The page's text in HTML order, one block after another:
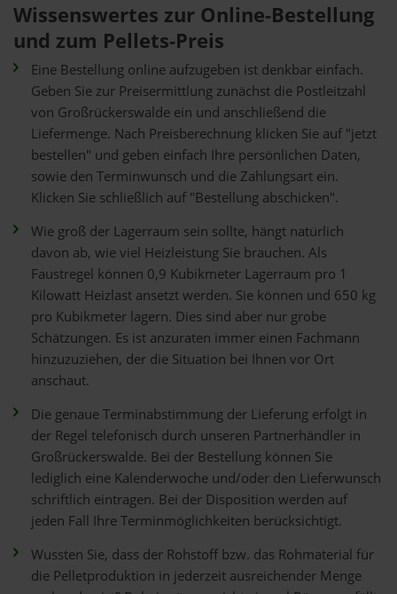
Wissenswertes zur Online-Bestellung
und zum Pellets-Preis
Eine Bestellung online aufzugeben ist denkbar einfach.
Geben Sie zur Preisermittlung zunächst die Postleitzahl
von Großrückerswalde ein und anschließend die
Liefermenge. Nach Preisberechnung klicken Sie auf "jetzt
bestellen" und geben einfach Ihre persönlichen Daten,
sowie den Terminwunsch und die Zahlungsart ein.
Klicken Sie schließlich auf "Bestellung abschicken".
Wie groß der Lagerraum sein sollte, hängt natürlich
davon ab, wie viel Heizleistung Sie brauchen. Als
Faustregel können 0,9 Kubikmeter Lagerraum pro 1
Kilowatt Heizlast ansetzt werden. Sie können und 650 kg
pro Kubikmeter lagern. Dies sind aber nur grobe
Schätzungen. Es ist anzuraten immer einen Fachmann
hinzuzuziehen, der die Situation bei Ihnen vor Ort
anschaut.
Die genaue Terminabstimmung der Lieferung erfolgt in
der Regel telefonisch durch unseren Partnerhändler in
Großrückerswalde. Bei der Bestellung können Sie
lediglich eine Kalenderwoche und/oder den Lieferwunsch
schriftlich eintragen. Bei der Disposition werden auf
jeden Fall Ihre Terminmöglichkeiten berücksichtigt.
Wussten Sie, dass der Rohstoff bzw. das Rohmaterial für
die Pelletproduktion in jederzeit ausreichender Menge